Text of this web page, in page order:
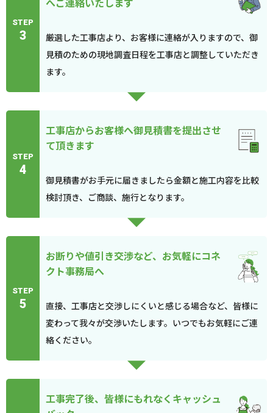
STEP
3
厳選した工事店より、お客様に連絡が入りますので、御
見積のための現地調査日程を工事店と調整していただき
ます。
STEP
4
工事店からお客様へ御見積書を提出させ
て頂きます
御見積書がお手元に届きましたら金額と施工内容を比較
検討頂き、ご商談、施行となります。
STEP
5
お断りや値引き交渉など、お気軽にコネ
クト事務局へ
直接、工事店と交渉しにくいと感じる場合など、皆様に
変わって我々が交渉いたします。いつでもお気軽にご連
絡ください。
工事完了後、皆様にもれなくキャッシュ